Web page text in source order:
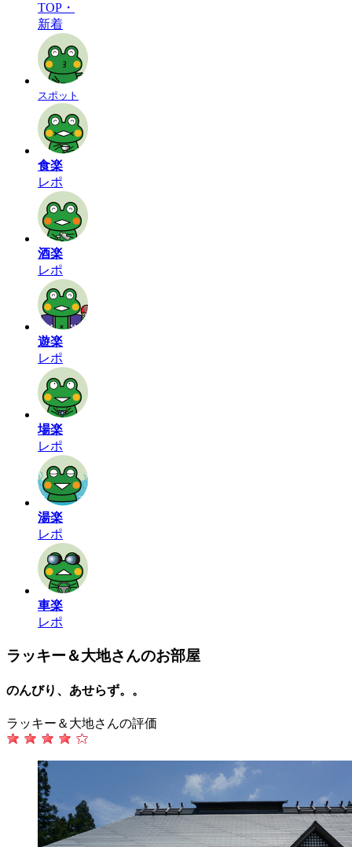
TOP・
新着
スポット
食楽
レポ
酒楽
レポ
遊楽
レポ
場楽
レポ
湯楽
レポ
車楽
レポ
ラッキー＆大地さんのお部屋
のんびり、あせらず。。
ラッキー＆大地さんの評価